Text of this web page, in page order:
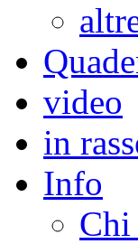
video
in
Info
Chi